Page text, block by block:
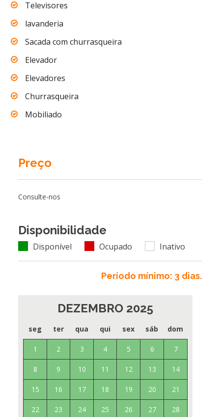
Televisores
lavanderia
Sacada com churrasqueira
Elevador
Elevadores
Churrasqueira
Mobiliado
Preço
Consulte-nos
Disponibilidade
Disponível Ocupado Inativo
Período mínimo: 3 dias.
DEZEMBRO 2025
seg ter qua qui sex sáb dom
1 2 3 4 5 6 7
8 9 10 11 12 13 14
15 16 17 18 19 20 21
22 23 24 25 26 27 28